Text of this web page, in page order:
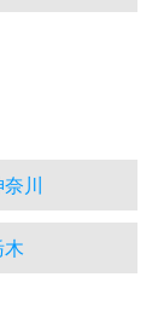
川
木